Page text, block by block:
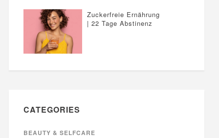
Zuckerfreie Ernährung
| 22 Tage Abstinenz
CATEGORIES
BEAUTY & SELFCARE